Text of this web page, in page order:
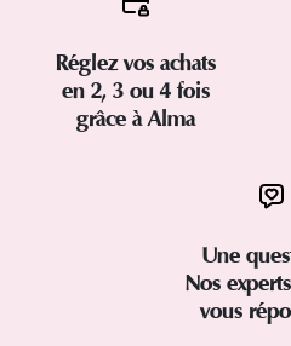
Réglez vos achats
en 2, 3 ou 4 fois
grâce à Alma
Une
Nos
vous